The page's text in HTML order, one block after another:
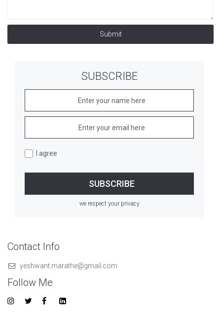
Submit
SUBSCRIBE
I agree
we respect your privacy
Contact Info
yeshwant.marathe@gmail.com
Follow Me